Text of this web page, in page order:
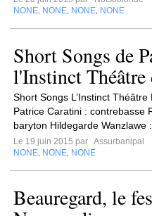
NONE NONE NONE NONE
Short Songs de
l'Instinct Théâtre
Short Songs L’Instinct
Patrice Caratini : contrebasse
baryton Hildegarde Wanzlawe
Le 19 juin 2015 par Assurbanipal
NONE NONE NONE
Beauregard, le